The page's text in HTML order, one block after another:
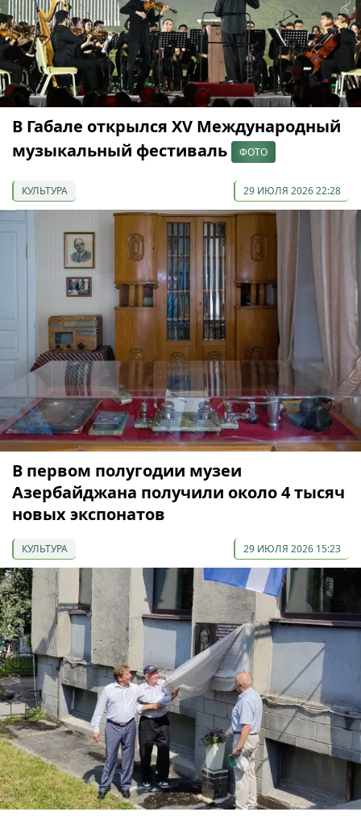
В Габале открылся XV Международный
музыкальный фестиваль
ФОТО
КУЛЬТУРА 29 ИЮЛЯ 2026 22:28
В первом полугодии музеи
Азербайджана получили около 4 тысяч
новых экспонатов
КУЛЬТУРА 29 ИЮЛЯ 2026 15:23